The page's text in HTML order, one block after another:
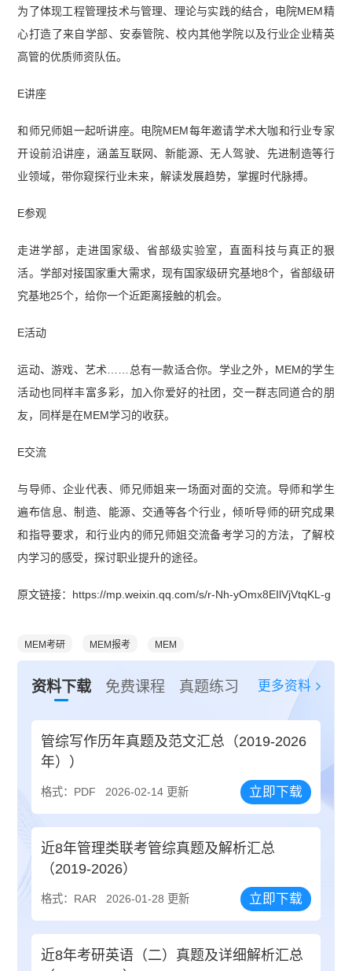
为了体现工程管理技术与管理、理论与实践的结合，电院MEM精
心打造了来自学部、安泰管院、校内其他学院以及行业企业精英
高管的优质师资队伍。
E讲座
和师兄师姐一起听讲座。电院MEM每年邀请学术大咖和行业专家
开设前沿讲座，涵盖互联网、新能源、无人驾驶、先进制造等行
业领域，带你窥探行业未来，解读发展趋势，掌握时代脉搏。
E参观
走进学部，走进国家级、省部级实验室，直面科技与真正的狠
活。学部对接国家重大需求，现有国家级研究基地8个，省部级研
究基地25个，给你一个近距离接触的机会。
E活动
运动、游戏、艺术……总有一款适合你。学业之外，MEM的学生
活动也同样丰富多彩，加入你爱好的社团，交一群志同道合的朋
友，同样是在MEM学习的收获。
E交流
与导师、企业代表、师兄师姐来一场面对面的交流。导师和学生
遍布信息、制造、能源、交通等各个行业，倾听导师的研究成果
和指导要求，和行业内的师兄师姐交流备考学习的方法，了解校
内学习的感受，探讨职业提升的途径。
原文链接：https://mp.weixin.qq.com/s/r-Nh-yOmx8EIlVjVtqKL-g
MEM考研 MEM报考 MEM
资料下载 免费课程 真题练习 更多资料
管综写作历年真题及范文汇总（2019-2026
年））
格式：PDF 2026-02-14 更新 立即下载
近8年管理类联考管综真题及解析汇总
（2019-2026）
格式：RAR 2026-01-28 更新 立即下载
近8年考研英语（二）真题及详细解析汇总